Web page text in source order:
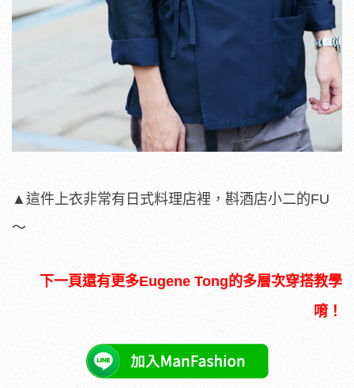
▲這件上衣非常有日式料理店裡，斟酒店小二的FU
～
下一頁還有更多Eugene Tong的多層次穿搭教學
唷！